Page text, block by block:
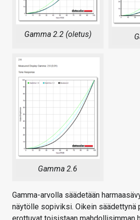
Gamma 2.2 (oletus)
Gamma 2.6
Gamma-arvolla säädetään
näytölle sopiviksi. Oikein säädettynä